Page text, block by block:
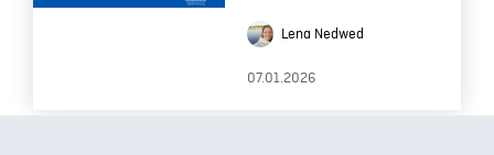
Tim Trappen über
Lena Nedwed
07.01.2026